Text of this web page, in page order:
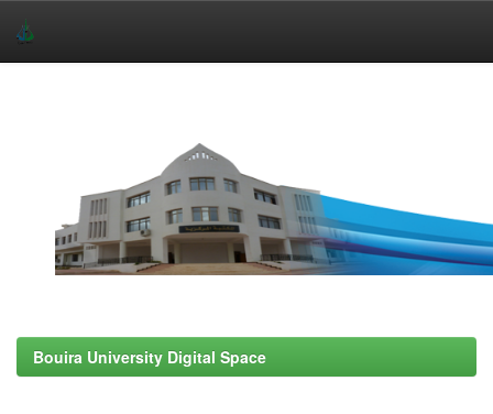
Bouira University Digital Space